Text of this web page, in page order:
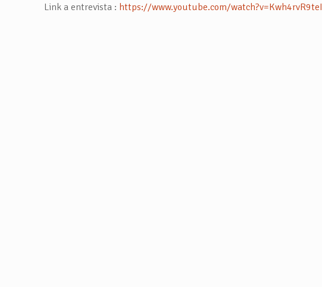
Link a entrevista : https://www.youtube.com/watch?v=Kwh4rvR9teI